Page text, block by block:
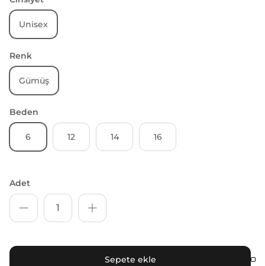
Beden
6 12 14 16
Renk
Gümüş
Unisex
Adet
Sepete ekle